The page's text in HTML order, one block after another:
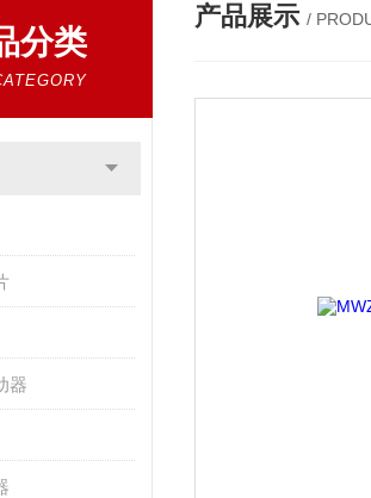
分类
器
产品展示 /